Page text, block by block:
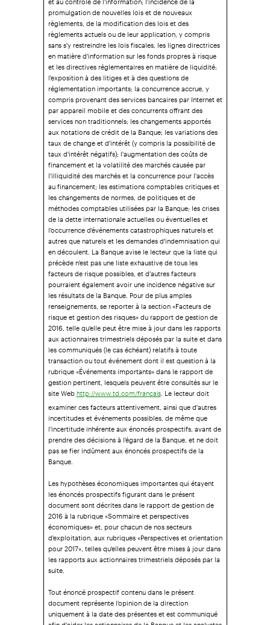
promulgation de nouvelles lois et de nouveaux
règlements, de la modification des lois et des
règlements actuels ou de leur application, y compris
sans s'y restreindre les lois fiscales, les lignes directrices
en matière d'information sur les fonds propres à risque
et les directives réglementaires en matière de liquidité;
l'exposition à des litiges et à des questions de
réglementation importants; la concurrence accrue, y
compris provenant des services bancaires par Internet et
par appareil mobile et des concurrents offrant des
services non traditionnels; les changements apportés
aux notations de crédit de la Banque; les variations des
taux de change et d'intérêt (y compris la possibilité de
taux d'intérêt négatifs); l'augmentation des coûts de
financement et la volatilité des marchés causée par
l'illiquidité des marchés et la concurrence pour l'accès
au financement; les estimations comptables critiques et
les changements de normes, de politiques et de
méthodes comptables utilisées par la Banque; les crises
de la dette internationale actuelles ou éventuelles et
l'occurrence d'événements catastrophiques naturels et
autres que naturels et les demandes d'indemnisation qui
en découlent. La Banque avise le lecteur que la liste qui
précède n'est pas une liste exhaustive de tous les
facteurs de risque possibles, et d'autres facteurs
pourraient également avoir une incidence négative sur
les résultats de la Banque. Pour de plus amples
renseignements, se reporter à la section «Facteurs de
risque et gestion des risques» du rapport de gestion de
2016, telle qu'elle peut être mise à jour dans les rapports
aux actionnaires trimestriels déposés par la suite et dans
les communiqués (le cas échéant) relatifs à toute
transaction ou tout événement dont il est question à la
rubrique «Événements importants» dans le rapport de
gestion pertinent, lesquels peuvent être consultés sur le
site Webhttp://www.td.com/francais. Le lecteur doit
examiner ces facteurs attentivement, ainsi que d'autres
incertitudes et événements possibles, de même que
l'incertitude inhérente aux énoncés prospectifs, avant de
prendre des décisions à l'égard de la Banque, et ne doit
pas se fier indûment aux énoncés prospectifs de la
Banque.
Les hypothèses économiques importantes qui étayent
les énoncés prospectifs figurant dans le présent
document sont décrites dans le rapport de gestion de
2016 à la rubrique «Sommaire et perspectives
économiques» et, pour chacun de nos secteurs
d'exploitation, aux rubriques «Perspectives et orientation
pour 2017», telles qu'elles peuvent être mises à jour dans
les rapports aux actionnaires trimestriels déposés par la
suite.
Tout énoncé prospectif contenu dans le présent
document représente l'opinion de la direction
uniquement à la date des présentes et est communiqué
afin d'aider les actionnaires de la Banque et les analystes